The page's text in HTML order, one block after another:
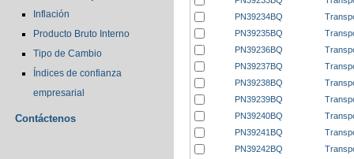
Inflación
Producto Bruto Interno
Tipo de Cambio
Índices de confianza
empresarial
Contáctenos
PN39234BQ
PN39235BQ
PN39236BQ
PN39237BQ
PN39238BQ
PN39239BQ
PN39240BQ
PN39241BQ
PN39242BQ